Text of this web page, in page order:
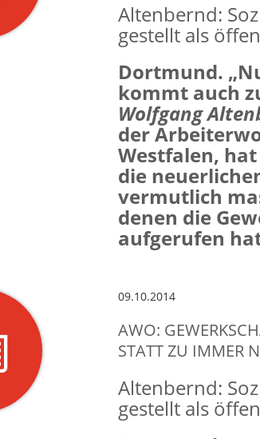
Altenbernd:
gestellt als
Dortmund.
kommt auch
Wolfgang
der
Westfalen,
die
vermutlich
denen die
aufgerufen
09.10.2014
AWO:
STATT ZU IMMER
Altenbernd:
gestellt als